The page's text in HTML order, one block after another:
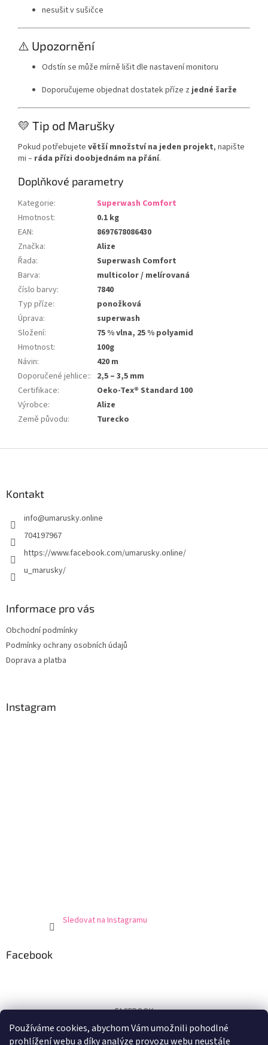
Používáme cookies, abychom Vám umožnili pohodlné
prohlížení webu a díky analýze provozu webu neustále
nesušit v sušičce
⚠️ Upozornění
Odstín se může mírně lišit dle nastavení monitoru
Doporučujeme objednat dostatek příze zjedné šarže
💛 Tip od Marušky
Pokud potřebujete větší množství na jeden projekt, napište
mi – ráda přízi doobjednám na přání.
Doplňkové parametry
Kategorie:
Superwash Comfort
Hmotnost:
0.1 kg
EAN:
8697678086430
Značka:
Alize
Řada:
Superwash Comfort
Barva:
multicolor / melírovaná
číslo barvy:
7840
Typ příze:
ponožková
Úprava:
superwash
Složení:
75 % vlna, 25 % polyamid
Hmotnost:
100g
Návin:
420 m
Doporučené jehlice:: 2,5 – 3,5 mm
Certifikace:
Oeko-Tex® Standard 100
Výrobce:
Alize
Země původu: Turecko
Kontakt
info@umarusky.online
704197967
https://www.facebook.com/umarusky.online/
u_marusky/
Informace pro vás
Obchodní podmínky
Podmínky ochrany osobních údajů
Doprava a platba
Instagram
Sledovat na Instagramu
Facebook
FACEBOOK
Certifikát